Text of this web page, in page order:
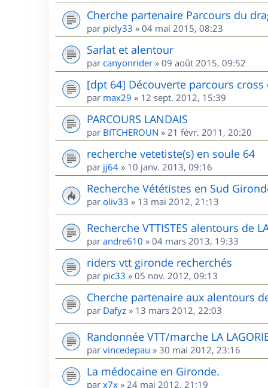
Cherche partenaire Parcours du
par picly33 » 04 mai 2015, 08:23
Sarlat et alentour
par canyonrider » 09 août 2015, 09:52
[dpt 64] Découverte parcours cross
par max29 » 12 sept. 2012, 15:39
PARCOURS LANDAIS
par BITCHEROUN » 21 févr. 2011, 20:20
recherche vetetiste(s) en soule 64
par jj64 » 10 janv. 2013, 09:16
Recherche Vététistes en Sud
par oliv33 » 13 mai 2012, 21:13
Recherche VTTISTES alentours de
par andre610 » 04 mars 2013, 19:33
riders vtt gironde recherchés
par pic33 » 05 nov. 2012, 09:13
Cherche partenaire aux alentours
par Dafyz » 13 mars 2012, 22:03
Randonnée VTT/marche LA
par vincedepau » 30 mai 2012, 23:16
La médocaine en Gironde.
par x7x » 24 mai 2012, 21:19